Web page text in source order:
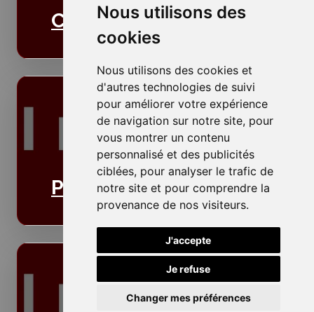
Nous utilisons des
cookies
Nous utilisons des cookies et
d'autres technologies de suivi
pour améliorer votre expérience
de navigation sur notre site, pour
vous montrer un contenu
personnalisé et des publicités
ciblées, pour analyser le trafic de
notre site et pour comprendre la
provenance de nos visiteurs.
J'accepte
Je refuse
Changer mes préférences
Cloisons
Plafonds